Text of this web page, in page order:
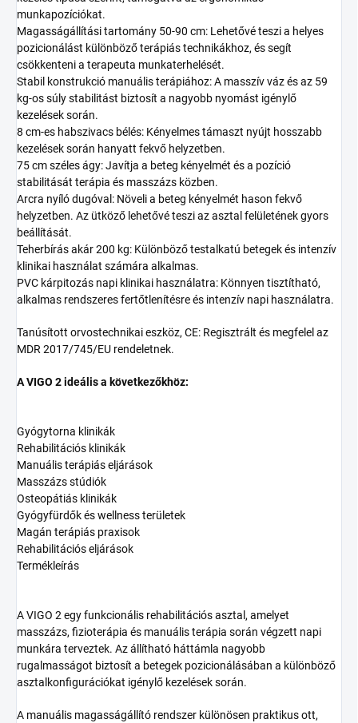
munkapozíciókat.
Magasságállítási tartomány 50-90 cm: Lehetővé teszi a helyes
pozicionálást különböző terápiás technikákhoz, és segít
csökkenteni a terapeuta munkaterhelését.
Stabil konstrukció manuális terápiához: A masszív váz és az 59
kg-os súly stabilitást biztosít a nagyobb nyomást igénylő
kezelések során.
8 cm-es habszivacs bélés: Kényelmes támaszt nyújt hosszabb
kezelések során hanyatt fekvő helyzetben.
75 cm széles ágy: Javítja a beteg kényelmét és a pozíció
stabilitását terápia és masszázs közben.
Arcra nyíló dugóval: Növeli a beteg kényelmét hason fekvő
helyzetben. Az ütköző lehetővé teszi az asztal felületének gyors
beállítását.
Teherbírás akár 200 kg: Különböző testalkatú betegek és intenzív
klinikai használat számára alkalmas.
PVC kárpitozás napi klinikai használatra: Könnyen tisztítható,
alkalmas rendszeres fertőtlenítésre és intenzív napi használatra.
Tanúsított orvostechnikai eszköz, CE: Regisztrált és megfelel az
MDR 2017/745/EU rendeletnek.
A VIGO 2 ideális a következőkhöz:
Gyógytorna klinikák
Rehabilitációs klinikák
Manuális terápiás eljárások
Masszázs stúdiók
Osteopátiás klinikák
Gyógyfürdők és wellness területek
Magán terápiás praxisok
Rehabilitációs eljárások
Termékleírás
A VIGO 2 egy funkcionális rehabilitációs asztal, amelyet
masszázs, fizioterápia és manuális terápia során végzett napi
munkára terveztek. Az állítható háttámla nagyobb
rugalmasságot biztosít a betegek pozicionálásában a különböző
asztalkonfigurációkat igénylő kezelések során.
A manuális magasságállító rendszer különösen praktikus ott,